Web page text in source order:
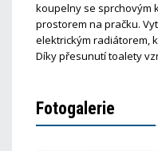
koupelny se sprchovým
prostorem na pračku.
elektrickým radiátorem,
Díky přesunutí toalety
Fotogalerie